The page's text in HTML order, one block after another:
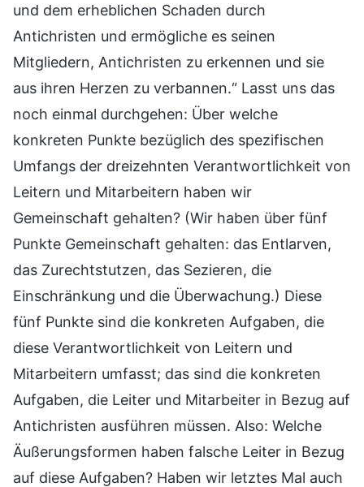
und dem erheblichen Schaden durch
Antichristen und ermögliche es seinen
Mitgliedern, Antichristen zu erkennen und sie
aus ihren Herzen zu verbannen.“ Lasst uns das
noch einmal durchgehen: Über welche
konkreten Punkte bezüglich des spezifischen
Umfangs der dreizehnten Verantwortlichkeit von
Leitern und Mitarbeitern haben wir
Gemeinschaft gehalten? (Wir haben über fünf
Punkte Gemeinschaft gehalten: das Entlarven,
das Zurechtstutzen, das Sezieren, die
Einschränkung und die Überwachung.) Diese
fünf Punkte sind die konkreten Aufgaben, die
diese Verantwortlichkeit von Leitern und
Mitarbeitern umfasst; das sind die konkreten
Aufgaben, die Leiter und Mitarbeiter in Bezug auf
Antichristen ausführen müssen. Also: Welche
Äußerungsformen haben falsche Leiter in Bezug
auf diese Aufgaben? Haben wir letztes Mal auch